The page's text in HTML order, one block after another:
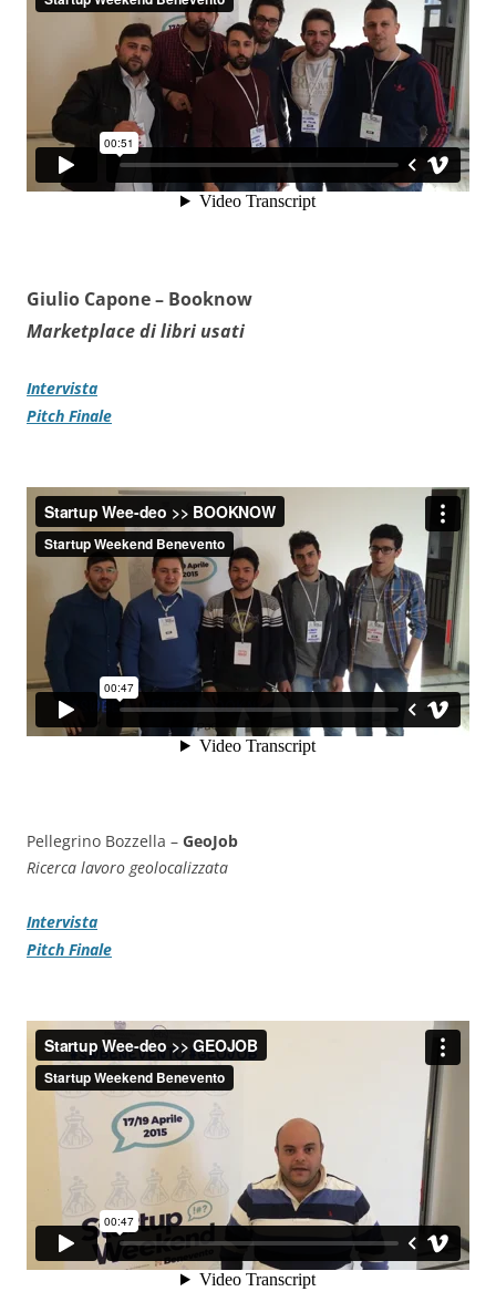
Giulio Capone – Booknow
Marketplace di libri usati
Intervista
Pitch Finale
Pellegrino Bozzella – GeoJob
Ricerca lavoro geolocalizzata
Intervista
Pitch Finale